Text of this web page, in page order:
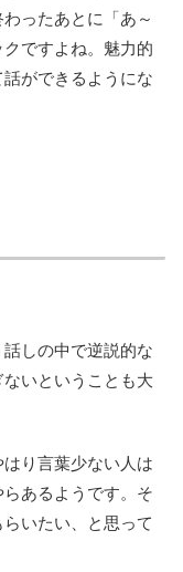
ったあとに「あ～
ですよね。魅力的
ができるようにな
しの中で逆説的な
いということも大
はり言葉少ない人は
あるようです。そ
いたい、と思って